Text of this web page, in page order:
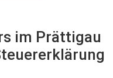
im Prättigau